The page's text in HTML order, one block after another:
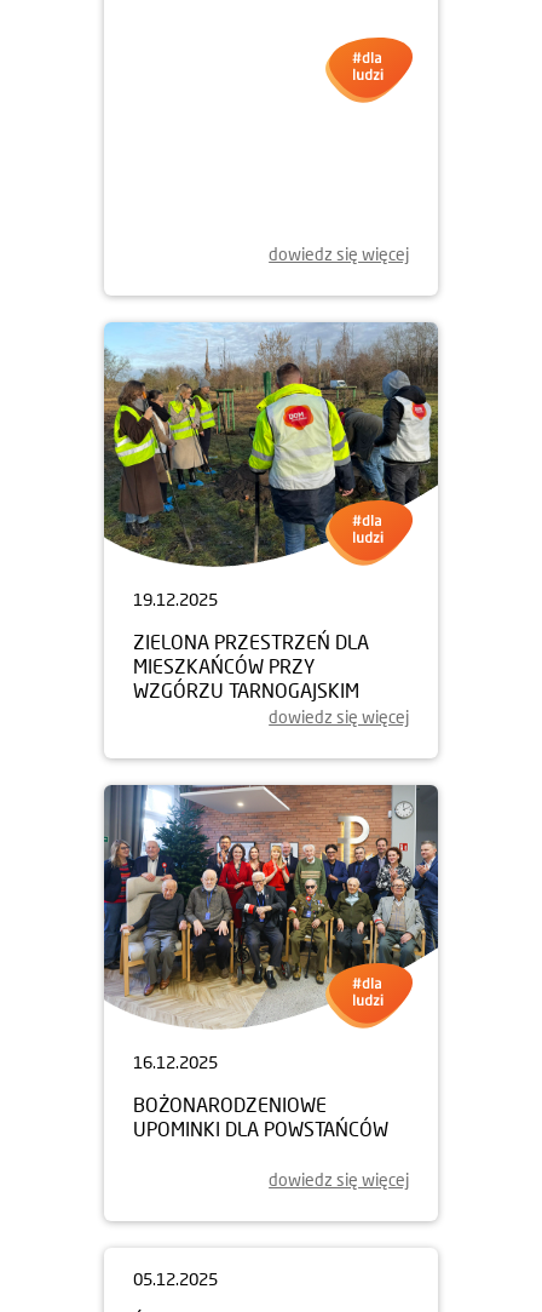
dowiedz się więcej
19.12.2025
ZIELONA PRZESTRZEŃ DLA
MIESZKAŃCÓW PRZY
WZGÓRZU TARNOGAJSKIM
dowiedz się więcej
16.12.2025
BOŻONARODZENIOWE
UPOMINKI DLA POWSTAŃCÓW
dowiedz się więcej